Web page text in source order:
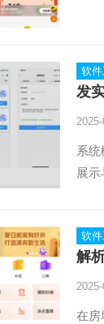
软
发
系统
展
软
解
在房